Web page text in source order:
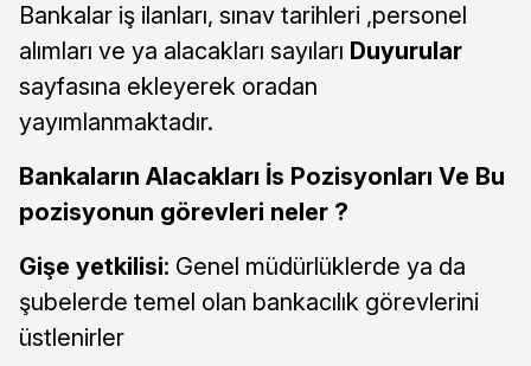
Bankalar iş ilanları, sınav tarihleri ,personel
alımları ve ya alacakları sayıları Duyurular
sayfasına ekleyerek oradan
yayımlanmaktadır.
Bankaların Alacakları İs Pozisyonları Ve Bu
pozisyonun görevleri neler ?
Gişe yetkilisi: Genel müdürlüklerde ya da
şubelerde temel olan bankacılık görevlerini
üstlenirler